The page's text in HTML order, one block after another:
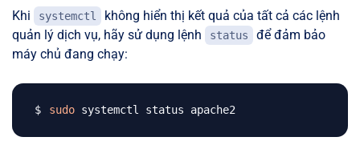
Khi systemctl
không hiển thị kết quả của tất cả các lệnh
quản lý dịch vụ, hãy sử dụng lệnh
status
để đảm bảo
máy chủ đang chạy:
sudo